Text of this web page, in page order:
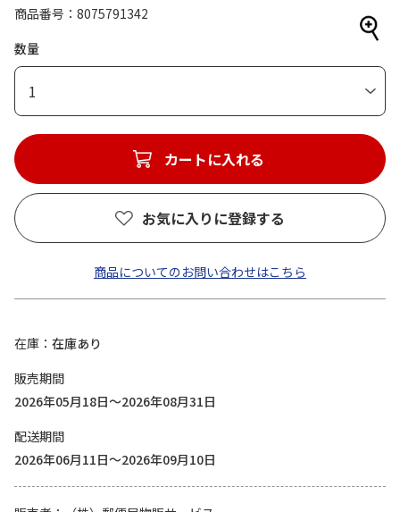
商品番号
8075791342
数量
1
カートに入れる
お気に入りに登録する
商品についてのお問い合わせはこちら
在庫
在庫あり
販売期間
2026年05月18日～2026年08月31日
配送期間
2026年06月11日～2026年09月10日